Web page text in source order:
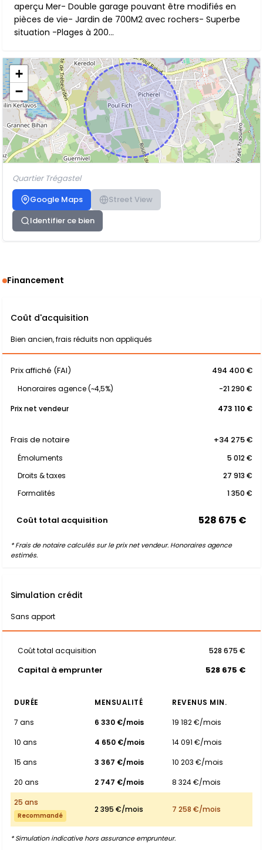
aperçu Mer- Double garage pouvant être modifiés en
pièces de vie- Jardin de 700M2 avec rochers- Superbe
situation -Plages à 200...
+
−
Quartier Trégastel
Google Maps
Street View
Identifier ce bien
Financement
Coût d'acquisition
Bien ancien, frais réduits non appliqués
Prix affiché (FAI) 494 400 €
Honoraires agence (~4,5%)
-21 290 €
Prix net vendeur
473 110 €
Frais de notaire +34 275 €
Émoluments
5 012 €
Droits & taxes
27 913 €
Formalités
1 350 €
Coût total acquisition 528 675 €
* Frais de notaire calculés sur le prix net vendeur. Honoraires agence
estimés.
Simulation crédit
Sans apport
Coût total acquisition 528 675 €
Capital à emprunter 528 675 €
DURÉE MENSUALITÉ
REVENUS MIN.
7 ans
6 330 €/mois
19 182 €/mois
10 ans
4 650 €/mois
14 091 €/mois
15 ans
3 367 €/mois
10 203 €/mois
20 ans
2 747 €/mois
8 324 €/mois
25 ans
Recommandé
2 395 €/mois 7 258 €/mois
* Simulation indicative hors assurance emprunteur.